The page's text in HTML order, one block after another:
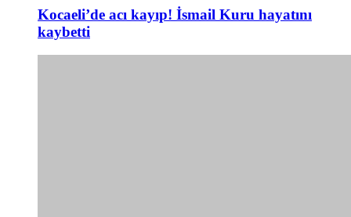
Kocaeli’de acı kayıp! İsmail Kuru hayatını
kaybetti